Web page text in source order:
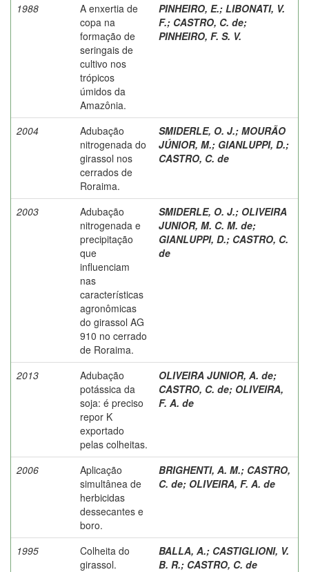
1988
A enxertia de
copa na
formação de
seringais de
cultivo nos
trópicos
úmidos da
Amazônia.
PINHEIRO, E.; LIBONATI, V.
F.; CASTRO, C. de;
PINHEIRO, F. S. V.
2004
Adubação
nitrogenada do
girassol nos
cerrados de
Roraima.
SMIDERLE, O. J.; MOURÃO
JÚNIOR, M.; GIANLUPPI, D.;
CASTRO, C. de
2003
Adubação
nitrogenada e
precipitação
que
influenciam
nas
características
agronômicas
do girassol AG
910 no cerrado
de Roraima.
SMIDERLE, O. J.; OLIVEIRA
JUNIOR, M. C. M. de;
GIANLUPPI, D.; CASTRO, C.
de
2013
Adubação
potássica da
soja: é preciso
repor K
exportado
pelas colheitas.
OLIVEIRA JUNIOR, A. de;
CASTRO, C. de; OLIVEIRA,
F. A. de
2006
Aplicação
simultânea de
herbicidas
dessecantes e
boro.
BRIGHENTI, A. M.; CASTRO,
C. de; OLIVEIRA, F. A. de
1995
Colheita do
girassol.
BALLA, A.; CASTIGLIONI, V.
B. R.; CASTRO, C. de